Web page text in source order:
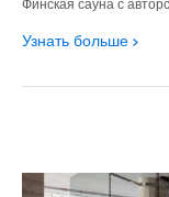
Финская сауна с
Узнать больше